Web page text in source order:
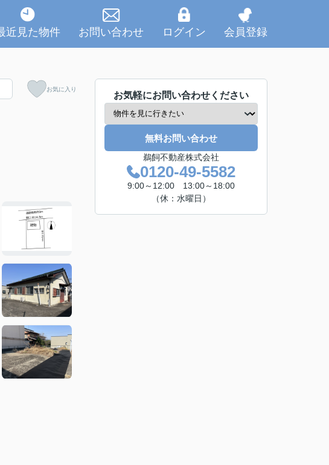
近見た物件 お問い合わせ ログイン 会員登録
お気に入り
お気軽にお問い合わせください
無料お問い合わせ
鵜飼不動産株式会社
0120-49-5582
9:00～12:00 13:00～18:00
（休：水曜日）